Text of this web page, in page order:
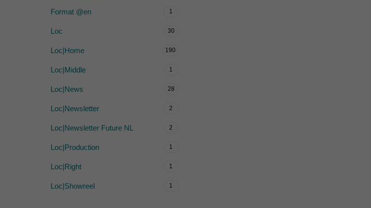
Format @en 1
Loc 30
Loc|Home 190
Loc|Middle 1
Loc|News 28
Loc|Newsletter 2
Loc|Newsletter Future NL 2
Loc|Production 1
Loc|Right 1
Loc|Showreel 1